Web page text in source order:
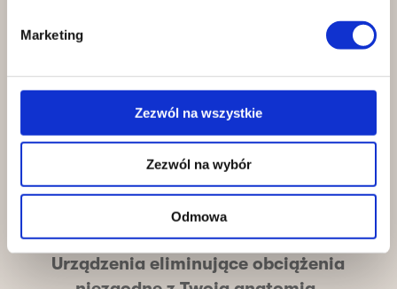
Marketing
Zezwól na wszystkie
Zezwól na wybór
Odmowa
Pełne dopasowanie
Urządzenia eliminujące obciążenia